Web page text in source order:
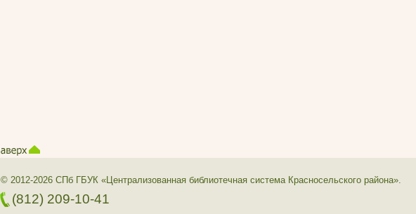
© 2012-2026 СПб ГБУК «Централизованная библиотечная система Красносельского района».
(812) 209-10-41